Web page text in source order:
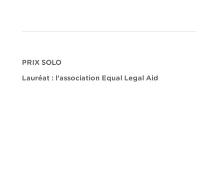
PRIX SOLO
Lauréat : l’association Equal Legal Aid